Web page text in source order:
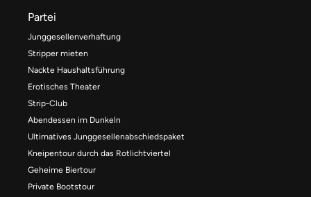
Partei
Junggesellenverhaftung
Stripper mieten
Nackte Haushaltsführung
Erotisches Theater
Strip-Club
Abendessen im Dunkeln
Ultimatives Junggesellenabschiedspaket
Kneipentour durch das Rotlichtviertel
Geheime Biertour
Private Bootstour